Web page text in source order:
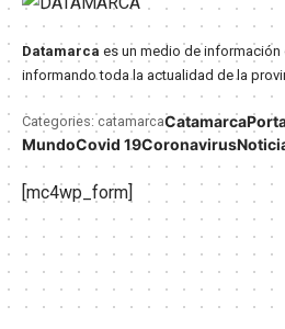
Datamarca es un medio de información
informando toda la actualidad de la
Categories: catamarcaCatamarca
MundoCovid 19Coronavirus
[mc4wp_form]